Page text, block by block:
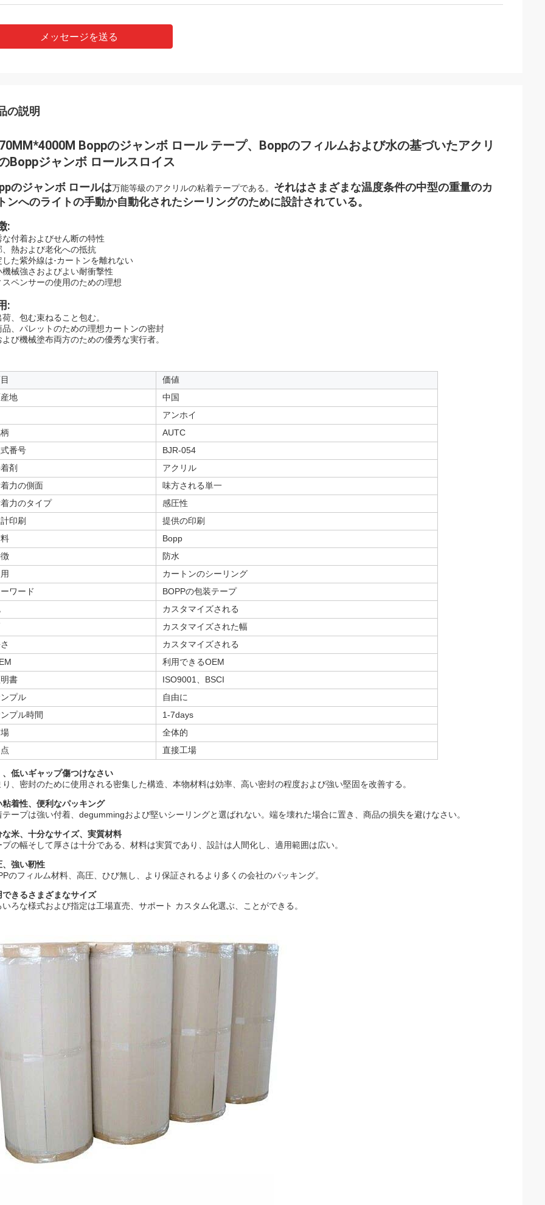
メッセージを送る
の説明
Boppのジャンボ ロール テープ、Boppのフィルムおよび水の基づいたアクリ
Boppジャンボ ロールスロイス
のジャンボ ロールは万能等級のアクリルの粘着テープである。 それはさまざまな温度条件の中型の重量のカ
ンへのライトの手動か自動化されたシーリングのために設計されている。
:
な付着およびせん断の特性
、熱および老化への抵抗
した紫外線は-カートンを離れない
機械強さおよびよい耐衝撃性
スペンサーの使用のための理想
:
、包む束ねること包む。
品、パレットのための理想カートンの密封
よび機械塗布両方のための優秀な実行者。
価値
地
中国
アンホイ
AUTC
番号
BJR-054
剤
アクリル
力の側面
味方される単一
力のタイプ
感圧性
印刷
提供の印刷
Bopp
防水
カートンのシーリング
ワード
BOPPの包装テープ
カスタマイズされる
カスタマイズされた幅
カスタマイズされる
利用できるOEM
書
ISO9001、BSCI
プル
自由に
プル時間
1-7days
全体的
直接工場
、低いギャップ傷つけなさい
り、密封のために使用される密集した構造、本物材料は効率、高い密封の程度および強い堅固を改善する。
粘着性、便利なパッキング
テープは強い付着、degummingおよび堅いシーリングと選ばれない。端を壊れた場合に置き、商品の損失を避けなさい。
な米、十分なサイズ、実質材料
プの幅そして厚さは十分である、材料は実質であり、設計は人間化し、適用範囲は広い。
、強い靭性
のフィルム材料、高圧、ひび無し、より保証されるより多くの会社のパッキング。
できるさまざまなサイズ
いろな様式および指定は工場直売、サポート カスタム化選ぶ、ことができる。